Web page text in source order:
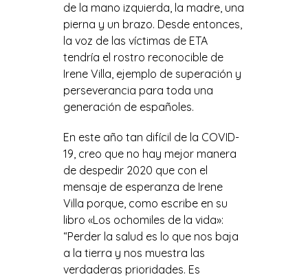
de la mano izquierda, la madre, una
pierna y un brazo. Desde entonces,
la voz de las víctimas de ETA
tendría el rostro reconocible de
Irene Villa, ejemplo de superación y
perseverancia para toda una
generación de españoles.
En este año tan difícil de la COVID-
19, creo que no hay mejor manera
de despedir 2020 que con el
mensaje de esperanza de Irene
Villa porque, como escribe en su
libro «Los ochomiles de la vida»:
“Perder la salud es lo que nos baja
a la tierra y nos muestra las
verdaderas prioridades. Es